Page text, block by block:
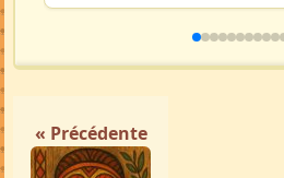
« Précédente